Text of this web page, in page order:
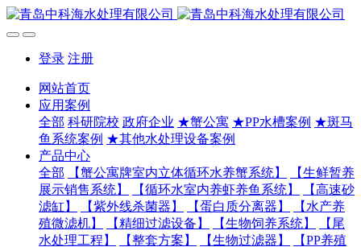
登录 注册
网站首页
应用案例
全部 科研院校 政府企业 ★蟹公寓 ★PP水槽案例 ★斑马
鱼系统案例 ★其他水处理设备案例
产品中心
全部
【蟹公寓牌室内立体循环水养蟹系统】
【生鲜暂养
展示销售系统】
【循环水室内养虾养鱼系统】
【高速砂
滤缸】
【紫外线杀菌器】 【蛋白质分离器】
【水产养
殖微滤机】
【精细过滤设备】 【生物饲养系统】
【尾
水处理工程】
【整套方案】 【生物过滤器】
【PP养殖